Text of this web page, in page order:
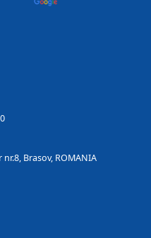
Brasov, ROMANIA